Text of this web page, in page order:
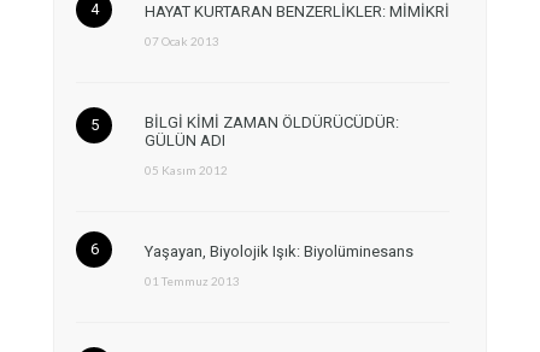
HAYAT KURTARAN BENZERLİKLER: MİMİKRİ
07 Ocak 2013
BİLGİ KİMİ ZAMAN ÖLDÜRÜCÜDÜR:
GÜLÜN ADI
05 Kasım 2012
Yaşayan, Biyolojik Işık: Biyolüminesans
01 Temmuz 2013